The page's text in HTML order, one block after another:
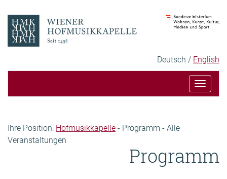
Inhalt
Hauptnavigation
Ausgewählte
Sprache:
Deutsch English
Toggle
Seitenpfad
Ihre Position: Hofmusikkapelle- Programm -Alle
Veranstaltungen
Programm